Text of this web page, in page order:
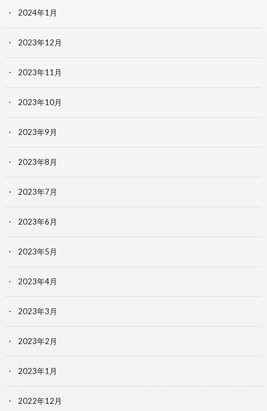
2024年1月
2023年12月
2023年11月
2023年10月
2023年9月
2023年8月
2023年7月
2023年6月
2023年5月
2023年4月
2023年3月
2023年2月
2023年1月
2022年12月